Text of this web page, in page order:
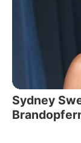
Sydney